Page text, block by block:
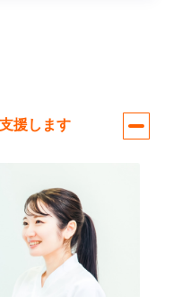
援します